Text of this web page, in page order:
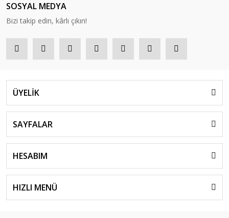
SOSYAL MEDYA
Bizi takip edin, kârlı çıkın!
ÜYELİK
SAYFALAR
HESABIM
HIZLI MENÜ